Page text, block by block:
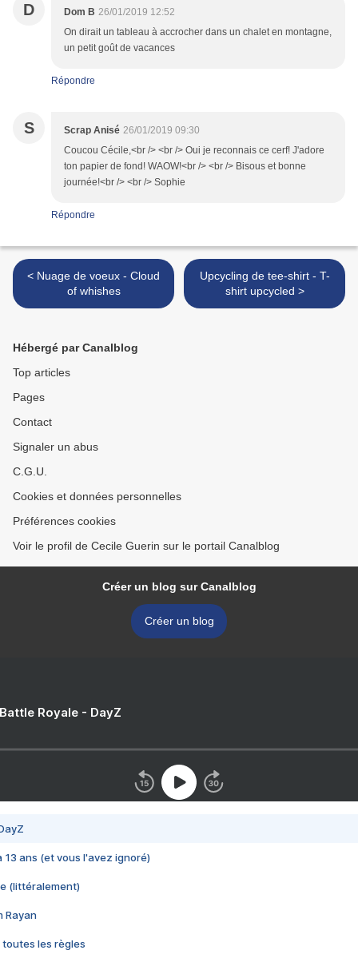
D Dom B 26/01/2019 12:52
On dirait un tableau à accrocher dans un chalet en montagne,
un petit goût de vacances
Répondre
S Scrap Anisé 26/01/2019 09:30
Coucou Cécile,<br /> <br /> Oui je reconnais ce cerf! J'adore
ton papier de fond! WAOW!<br /> <br /> Bisous et bonne
journée!<br /> <br /> Sophie
Répondre
< Nuage de voeux - Cloud
of whishes
Upcycling de tee-shirt - T-
shirt upcycled >
Hébergé par Canalblog
Top articles
Pages
Contact
Signaler un abus
C.G.U.
Cookies et données personnelles
Préférences cookies
Voir le profil de Cecile Guerin sur le portail Canalblog
Créer un blog sur Canalblog
Créer un blog
Royale - DayZ
13 ans (et vous l'avez ignoré)
(littéralement)
Rayan
toutes les règles